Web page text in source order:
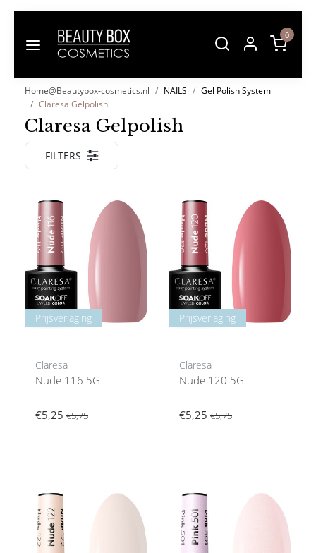
0
Home@Beautybox-cosmetics.nl NAILS
Gel Polish System
Claresa Gelpolish
Claresa Gelpolish
FILTERS
Prijsverlaging
Claresa
Nude 116 5G
€5,25 €5,75
Prijsverlaging
Claresa
Nude 120 5G
€5,25 €5,75